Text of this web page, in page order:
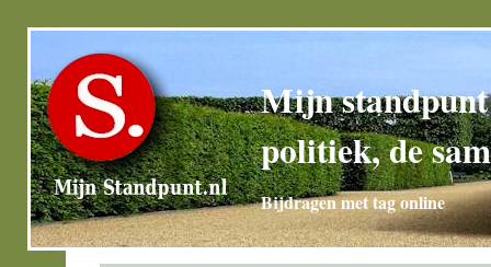
Mijn
politiek, de
Bijdragen met tag online